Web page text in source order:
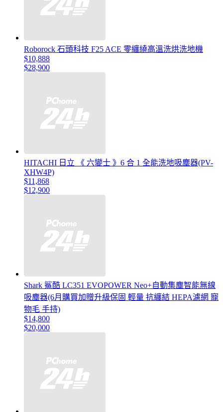
Roborock 石頭科技 F25 ACE 零纏繞高溫洗烘洗地機
$10,888
$28,900
HITACHI 日立 《 六變士 》6 合 1 全能洗地吸塵器(PV-
XHW4P)
$11,868
$12,900
Shark 鯊酷 LC351 EVOPOWER Neo+自動集塵智能無線
吸塵器(6月購買加贈升級保固 輕量 抗纏結 HEPA濾網 寵
物毛 手持)
$14,800
$20,000